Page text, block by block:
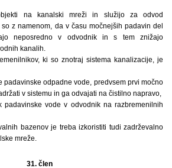
na kanalski mreži in služijo za odvod
z namenom, da v času močnejših padavin del
neposredno v odvodnik in s tem znižajo
kanalih.
ki so znotraj sistema kanalizacije, je
padavinske odpadne vode, predvsem prvi močno
v sistemu in ga odvajati na čistilno napravo,
padavinske vode v odvodnik na razbremenilnih
bazenov je treba izkoristiti tudi zadrževalno
mreže.
31. člen